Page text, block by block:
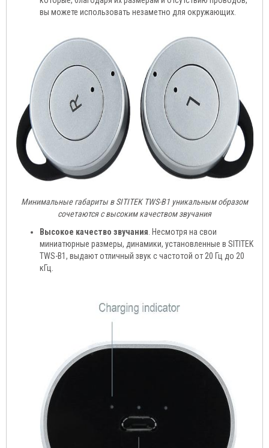
вы можете использовать незаметно для окружающих.
Минимальные габариты в SITITEK TWS-B1 уникальным образом
сочетаются с высоким качеством звучания
Высокое качество звучания. Несмотря на свои
миниатюрные размеры, динамики, установленные в SITITEK
TWS-B1, выдают отличный звук с частотой от 20 Гц до 20
кГц.